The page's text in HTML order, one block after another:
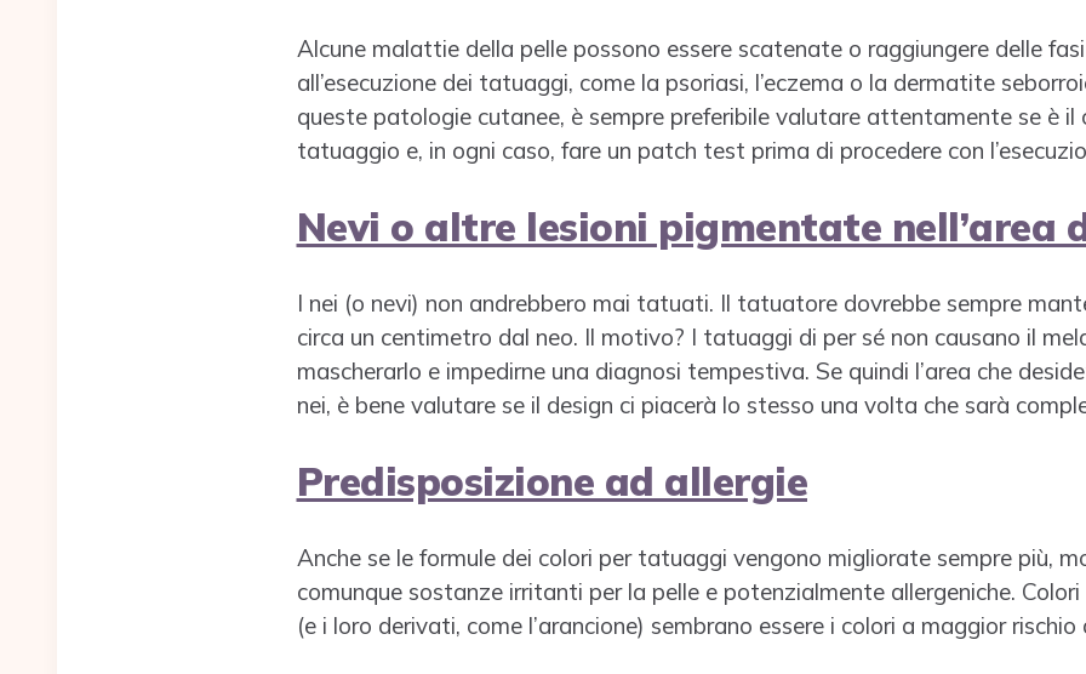
Alcune malattie della pelle possono essere scatenate o raggiungere delle
all’esecuzione dei tatuaggi, come la psoriasi, l’eczema o la dermatite
queste patologie cutanee, è sempre preferibile valutare attentamente se è il
tatuaggio e, in ogni caso, fare un patch test prima di procedere con
Nevi o altre lesioni pigmentate nell’area
I nei (o nevi) non andrebbero mai tatuati. Il tatuatore dovrebbe sempre
circa un centimetro dal neo. Il motivo? I tatuaggi di per sé non causano il
mascherarlo e impedirne una diagnosi tempestiva. Se quindi l’area che
nei, è bene valutare se il design ci piacerà lo stesso una volta che sarà
Predisposizione ad allergie
Anche se le formule dei colori per tatuaggi vengono migliorate sempre più,
comunque sostanze irritanti per la pelle e potenzialmente allergeniche.
(e i loro derivati, come l’arancione) sembrano essere i colori a maggior